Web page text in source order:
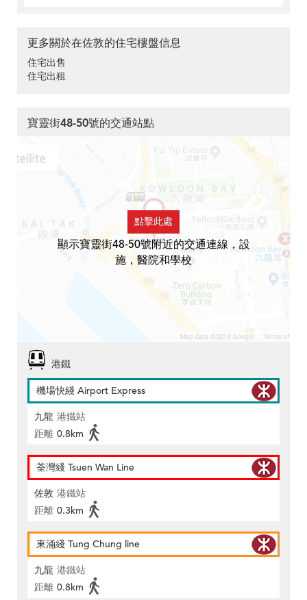
更多關於在佐敦的住宅樓盤信息
住宅出售
住宅出租
寶靈街48-50號的交通站點
點擊此處
顯示寶靈街48-50號附近的交通連線，設
施，醫院和學校
港鐵
機場快綫 Airport Express
九龍 港鐵站
距離 0.8km
荃灣綫 Tsuen Wan Line
佐敦 港鐵站
距離 0.3km
東涌綫 Tung Chung line
九龍 港鐵站
距離 0.8km